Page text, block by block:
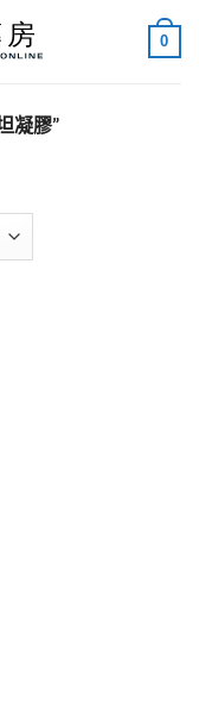
0
凝膠”